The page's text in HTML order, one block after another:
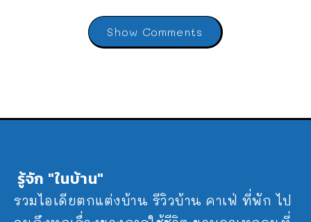
Show Comments
รู้จัก "ในบ้าน"
รวมไอเดียตกแต่งบ้าน รีวิวบ้าน คาเฟ่ ที่พัก ไป